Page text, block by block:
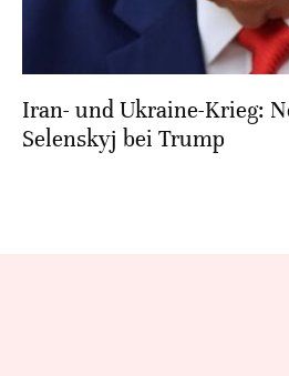
Iran- und Ukraine-Krieg:
Selenskyj bei Trump